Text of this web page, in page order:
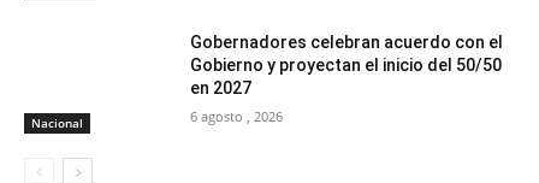
Nacional
Gobernadores celebran acuerdo con el
Gobierno y proyectan el inicio del 50/50
en 2027
6 agosto , 2026